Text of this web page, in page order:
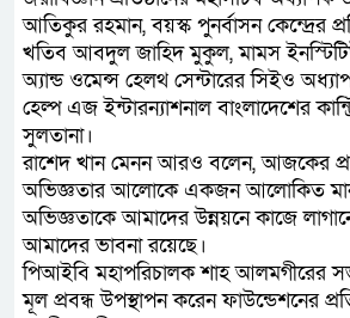
আতিকুর রহমান, বয়স্ক পুনর্বাসন কেন্দ্রের
খতিব আবদুল জাহিদ মুকুল, মামস
অ্যান্ড ওমেন্স হেলথ সেন্টারের সিইও
হেল্প এজ ইন্টারন্যাশনাল বাংলাদেশের
সুলতানা।
রাশেদ খান মেনন আরও বলেন, আজকের
অভিজ্ঞতার আলোকে একজন আলোকিত
অভিজ্ঞতাকে আমাদের উন্নয়নে কাজে
আমাদের ভাবনা রয়েছে।
পিআইবি মহাপরিচালক শাহ আলমগীরের
মূল প্রবন্ধ উপস্থাপন করেন ফাউন্ডেশনের